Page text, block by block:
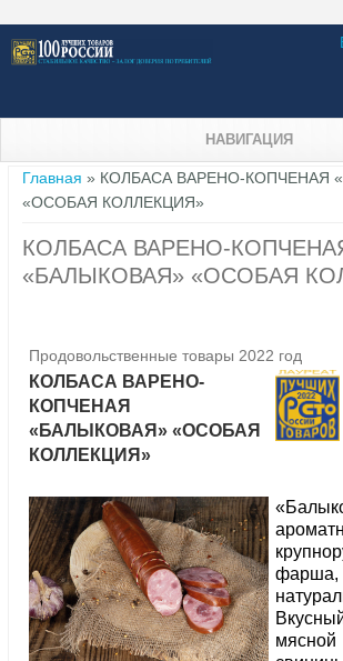
НАВИГАЦИЯ
Вы здесь
Главная » КОЛБАСА ВАРЕНО-КОПЧЕНАЯ
«ОСОБАЯ КОЛЛЕКЦИЯ»
КОЛБАСА ВАРЕНО-
«БАЛЫКОВАЯ» «ОСОБАЯ
Продовольственные товары 2022 год
КОЛБАСА ВАРЕНО-
КОПЧЕНАЯ
«БАЛЫКОВАЯ» «ОСОБАЯ
КОЛЛЕКЦИЯ»
фарша,